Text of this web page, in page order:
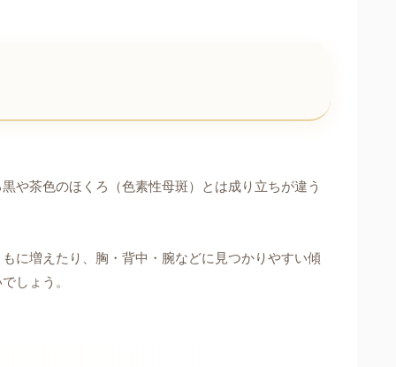
や茶色のほくろ（色素性母斑）とは成り立ちが違う
に増えたり、胸・背中・腕などに見つかりやすい傾
しょう。